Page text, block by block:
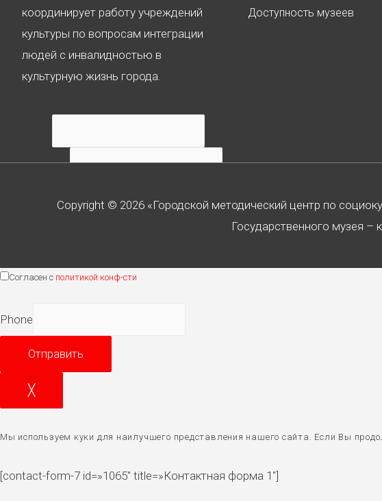
координирует работу учреждений
культуры по вопросам интеграции
людей с инвалидностью в
культурную жизнь города.
Доступность музеев
Copyright © 2026 «Городской методический центр по
Государственного музея –
Ваш телефон
Согласен с политикой конф-сти
Phone
Отправить
╳
Мы используем куки для наилучшего представления нашего сайта. Если Вы
[contact-form-7 id=»1065″ title=»Контактная форма 1″]